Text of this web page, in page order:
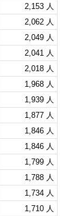
2,153 人
2,062 人
2,049 人
2,041 人
2,018 人
1,968 人
1,939 人
1,877 人
1,846 人
1,846 人
1,799 人
1,788 人
1,734 人
1,710 人